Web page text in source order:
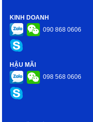
KINH DOANH
090 868 0606
HẬU MÃI
098 568 0606